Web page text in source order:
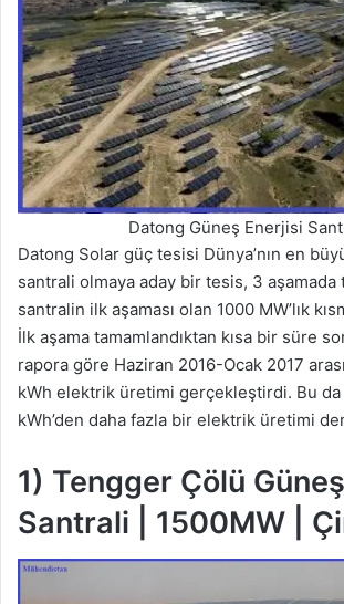
Datong Güneş Enerjisi
Datong Solar güç tesisi Dünya’nın en
santrali olmaya aday bir tesis, 3 aşamada
santralin ilk aşaması olan 1000 MW’lık
İlk aşama tamamlandıktan kısa bir süre
rapora göre Haziran 2016-Ocak 2017
kWh elektrik üretimi gerçekleştirdi. Bu da
kWh’den daha fazla bir elektrik üretimi
1) Tengger Çölü
Santrali | 1500MW |